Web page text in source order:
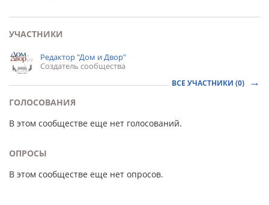
УЧАСТНИКИ
Редактор "Дом и Двор"
Создатель сообщества
ВСЕ УЧАСТНИКИ (0)
ГОЛОСОВАНИЯ
В этом сообществе еще нет голосований.
ОПРОСЫ
В этом сообществе еще нет опросов.